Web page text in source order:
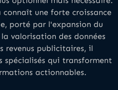
une forte croissance
porté par l'expansion du
valorisation des données
revenus publicitaires, il
spécialisés qui transforment
actionnables.